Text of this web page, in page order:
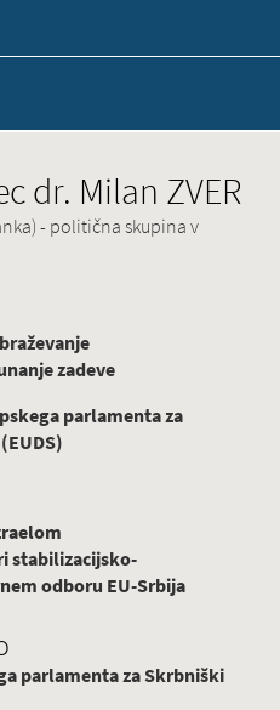
dr. Milan ZVER
- politična skupina v
zadeve
parlamenta za
stabilizacijsko-
odboru EU-Srbija
parlamenta za Skrbniški